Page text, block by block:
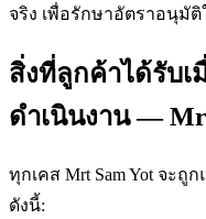
จริง เพื่อรักษาอัตราอนุมั
สิ่งที่ลูกค้าได้รับ
ดำเนินงาน —
ทุกเคส Mrt Sam Yot จะ
ดังนี้: